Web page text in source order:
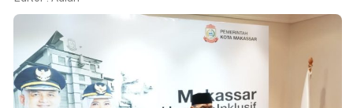
Pendidikan
Peristiwa